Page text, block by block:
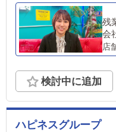
ア：札幌市中央区 全国店舗展開につき同時募集
（東京、札幌、残
会
店
検討中に追加
ハピネスグループ